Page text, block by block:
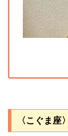
〈こぐま座〉